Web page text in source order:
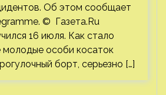
Об этом сообщает
© Газета.Ru
16 июля. Как стало
молодые особи косаток
борт, серьезно […]